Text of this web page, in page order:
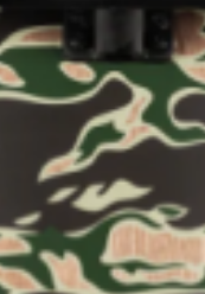
Decks
Parts &
Tools &
Projects &